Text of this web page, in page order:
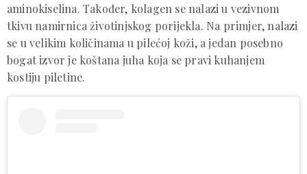
aminokiselina. Također, kolagen se nalazi u vezivnom
tkivu namirnica životinjskog porijekla. Na primjer, nalazi
se u velikim količinama u pilećoj koži, a jedan posebno
bogat izvor je koštana juha koja se pravi kuhanjem
kostiju piletine.